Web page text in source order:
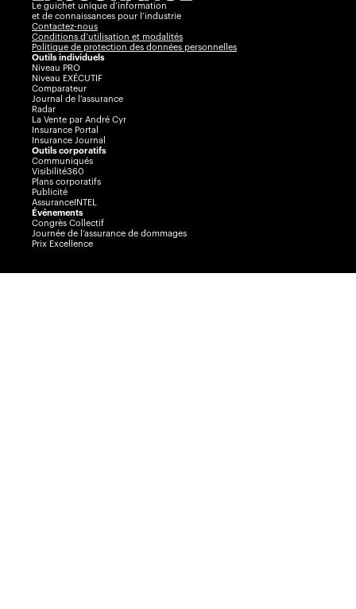
Le guichet unique d’information
et de connaissances pour l’industrie
Contactez-nous
Conditions d’utilisation et modalités
Politique de protection des données personnelles
Outils individuels
Niveau PRO
Niveau EXÉCUTIF
Comparateur
Journal de l’assurance
Radar
La Vente par André Cyr
Insurance Portal
Insurance Journal
Outils corporatifs
Communiqués
Visibilité360
Plans corporatifs
Publicité
AssuranceINTEL
Événements
Congrès Collectif
Journée de l’assurance de dommages
Prix Excellence